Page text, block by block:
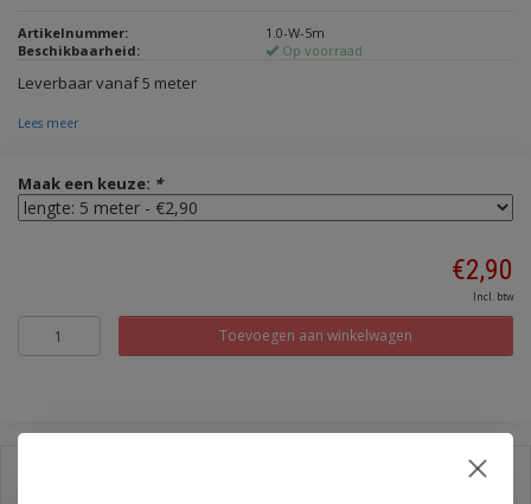
Artikelnummer:
1.0-W-5m
Beschikbaarheid:
Op voorraad
Leverbaar vanaf 5 meter
Lees meer
Maak een keuze: *
€2,90
Incl. btw
Toevoegen aan winkelwagen